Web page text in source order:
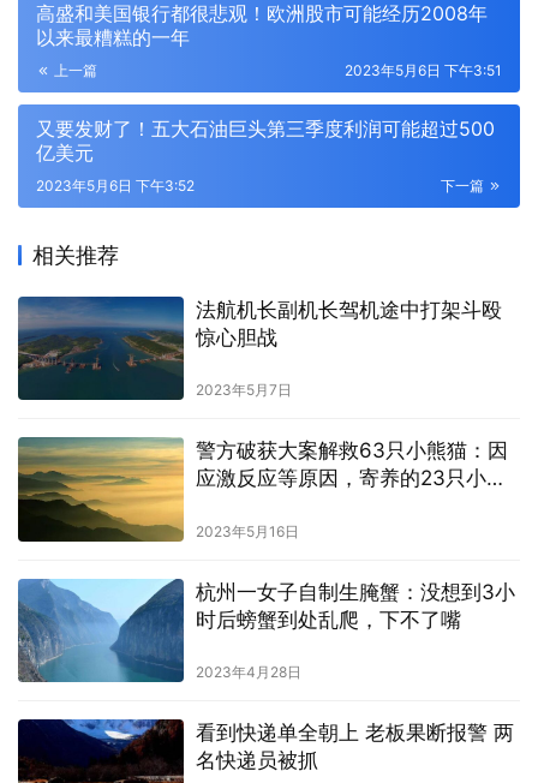
高盛和美国银行都很悲观！欧洲股市可能经历2008年
以来最糟糕的一年
上一篇 2023年5月6日 下午3:51
又要发财了！五大石油巨头第三季度利润可能超过500
亿美元
下一篇
2023年5月6日 下午3:52
相关推荐
法航机长副机长驾机途中打架斗殴
惊心胆战
2023年5月7日
警方破获大案解救63只小熊猫：因
应激反应等原因，寄养的23只小熊
2023年5月16日
杭州一女子自制生腌蟹：没想到3小
时后螃蟹到处乱爬，下不了嘴
2023年4月28日
看到快递单全朝上 老板果断报警 两
名快递员被抓